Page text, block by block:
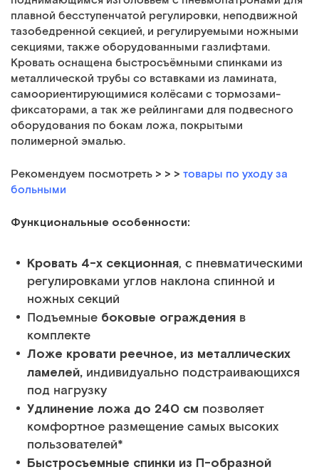
плавной бесступенчатой регулировки, неподвижной
тазобедренной секцией, и регулируемыми ножными
секциями, также оборудованными газлифтами.
Кровать оснащена быстросъёмными спинками из
металлической трубы со вставками из ламината,
самоориентирующимися колёсами с тормозами-
фиксаторами, а так же рейлингами для подвесного
оборудования по бокам ложа, покрытыми
полимерной эмалью.
Рекомендуем посмотреть > > > товары по уходу за
больными
Функциональные особенности:
Кровать 4-х секционная, с пневматическими
регулировками углов наклона спинной и
ножных секций
Подъемные боковые ограждения в
комплекте
Ложе кровати реечное, из металлических
ламелей, индивидуально подстраивающихся
под нагрузку
Удлинение ложа до 240 см позволяет
комфортное размещение самых высоких
пользователей*
Быстросъемные спинки из П-образной